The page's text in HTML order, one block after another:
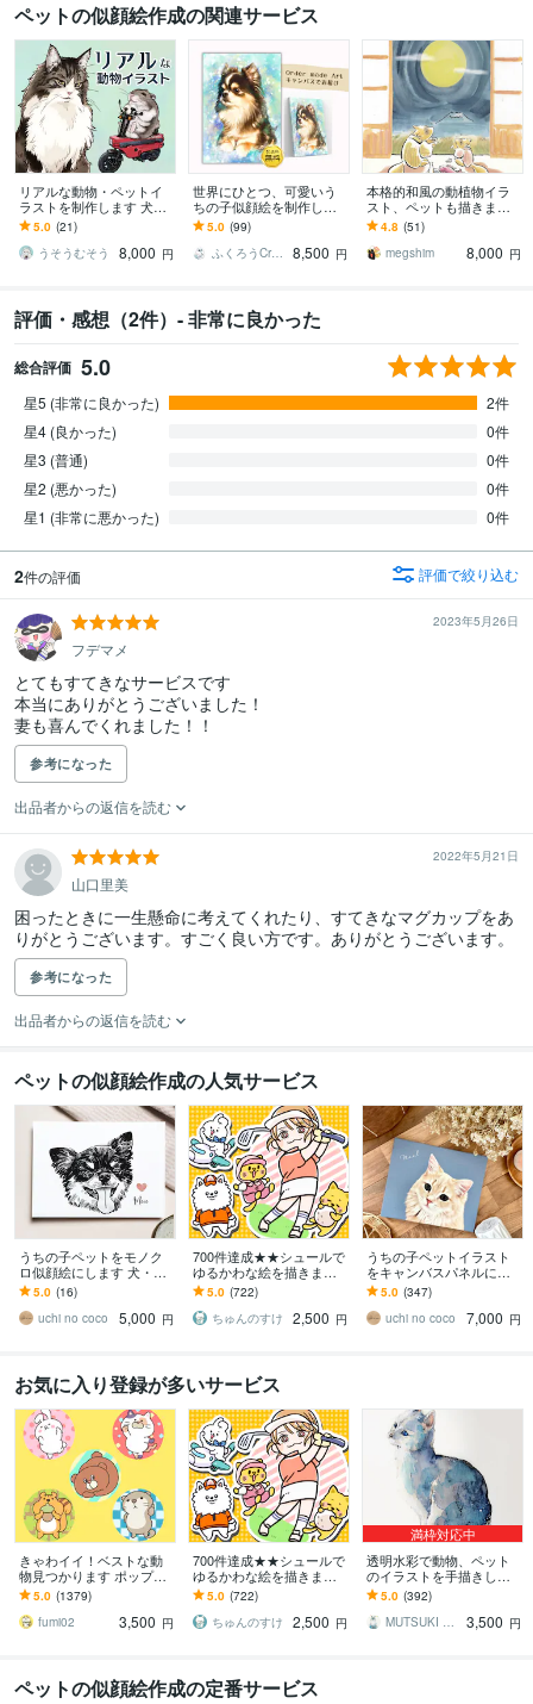
ペットの似顔絵作成の関連サービス
リアルな動物・ペットイ
ラストを制作します 犬・
猫・鳥・爬虫類・虫・魚
など幅広く対応｜商用利
用OK◎
5.0 (21)
うそうむそう
8,000 円
世界にひとつ、可愛いう
ちの子似顔絵を制作しま
す 写真以上の輝きで、心
に響くアートを
5.0 (99)
ふくろうCreate
8,500 円
本格的和風の動植物イラ
スト、ペットも描きます
データ対応、シンプルで
可愛い本格派の和風手描
きです。
4.8 (51)
megshim
8,000 円
評価・感想（2件）- 非常に良かった
総合評価 5.0
星5 (非常に良かった)
2件
星4 (良かった)
0件
星3 (普通)
0件
星2 (悪かった)
0件
星1 (非常に悪かった)
0件
2件の評価 評価で絞り込む
2023年5月26日
フデマメ
とてもすてきなサービスです
本当にありがとうございました！
妻も喜んでくれました！！
参考になった
出品者からの返信を読む
2022年5月21日
山口里美
困ったときに一生懸命に考えてくれたり、すてきなマグカップをあ
りがとうございます。すごく良い方です。ありがとうございます。
参考になった
出品者からの返信を読む
ペットの似顔絵作成の人気サービス
うちの子ペットをモノク
ロ似顔絵にします 犬・猫
のお写真をシンプルでお
しゃれなモノクロイラス
トに
5.0 (16)
uchi no coco
5,000 円
700件達成★★シュールで
ゆるかわな絵を描きます
小物無料・修正無制限！
いろんな表情はお任せく
ださい！
5.0 (722)
ちゅんのすけ
2,500 円
うちの子ペットイラスト
をキャンバスパネルにし
ます 犬・猫の似顔絵を飾
れるオーダーメイドアー
トに
5.0 (347)
uchi no coco
7,000 円
お気に入り登録が多いサービス
きゃわイイ！ベストな動
物見つかります ポップな
アニマ～ルたちはおまか
せください！
5.0 (1379)
fumi02
3,500 円
700件達成★★シュールで
ゆるかわな絵を描きます
小物無料・修正無制限！
いろんな表情はお任せく
ださい！
5.0 (722)
ちゅんのすけ
2,500 円
満枠対応中
透明水彩で動物、ペット
のイラストを手描きしま
す 手描きの水彩画のイラ
スト原画を、ご自宅やプ
レゼント用に
5.0 (392)
MUTSUKI watercolor
3,500 円
ペットの似顔絵作成の定番サービス